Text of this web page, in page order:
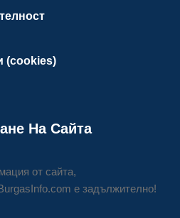
(cookies)
На Сайта
от сайта,
е задължително!